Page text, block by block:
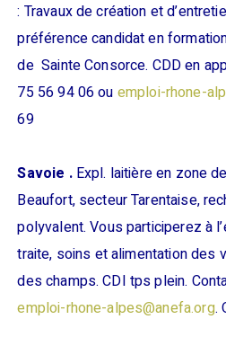
: Travaux de création et
préférence candidat en
de Sainte Consorce. CDD en
75 56 94 06 ou emploi-rhone-
69
Savoie .Expl. laitière en zone
Beaufort, secteur Tarentaise,
polyvalent. Vous participerez à
traite, soins et alimentation des
des champs. CDI tps plein.
emploi-rhone-alpes@anefa.org.